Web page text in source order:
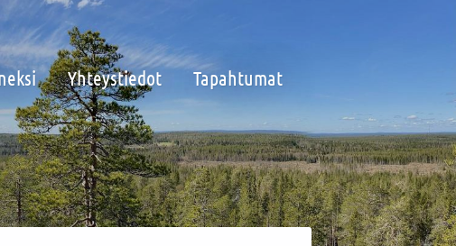
Yhteystiedot
Tapahtumat